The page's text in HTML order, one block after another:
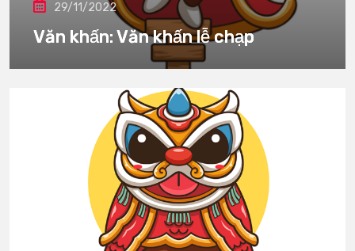
29/11/2022
Văn khấn: Văn khấn lễ chạp